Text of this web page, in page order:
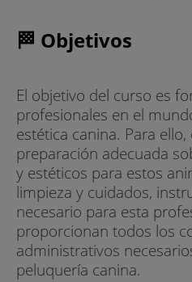
🏁 Objetivos
El objetivo del curso es
profesionales en el
estética canina. Para
preparación adecuada
y estéticos para estos
limpieza y cuidados,
necesario para esta
proporcionan todos los
administrativos
peluquería canina.